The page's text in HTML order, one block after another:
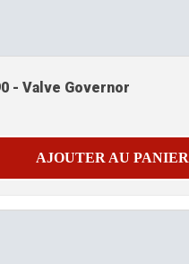
- Valve Governor
AJOUTER AU PANIER